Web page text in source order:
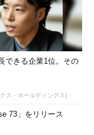
できる企業1位。その
ス・ホールディングス)
73」をリリース